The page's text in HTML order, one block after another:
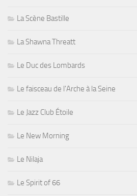
La Scène Bastille
La Shawna Threatt
Le Duc des Lombards
Le faisceau de l'Arche à la Seine
Le Jazz Club Étoile
Le New Morning
Le Nilaja
Le Spirit of 66